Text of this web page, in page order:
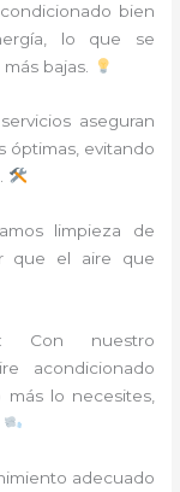
bien
lo que se
bajas.
aseguran
óptimas, evitando
limpieza de
que el aire que
: Con nuestro
acondicionado
lo necesites,
adecuado